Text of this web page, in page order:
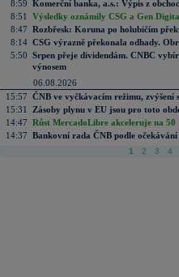
8:59 Komerční banka, a.s.: Výpis z
8:51
Výsledky oznámily CSG a Gen
8:47 Rozbřesk: Koruna po holubičím
8:14 CSG výrazně překonala odhady.
5:50 Srpen přeje dividendám. CNBC
výnosem
06.08.2026
15:57 ČNB ve vyčkávacím režimu, zvýšení
15:31
Zásoby plynu v EU jsou pro toto
14:47 Růst MercadoLibre akceleruje na
14:37 Bankovní rada ČNB podle
1 2 3 4